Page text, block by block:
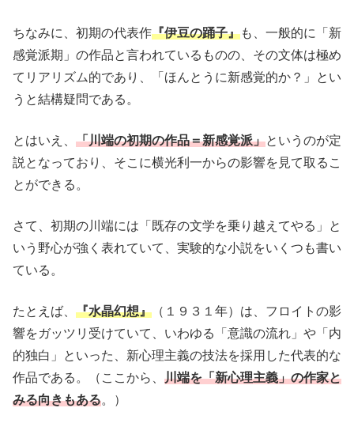
ちなみに、初期の代表作『伊豆の踊子』も、一般的に「新
感覚派期」の作品と言われているものの、その文体は極め
てリアリズム的であり、「ほんとうに新感覚的か？」とい
うと結構疑問である。
とはいえ、 「川端の初期の作品＝新感覚派」というのが定
説となっており、そこに横光利一からの影響を見て取るこ
とができる。
さて、初期の川端には「既存の文学を乗り越えてやる」と
いう野心が強く表れていて、実験的な小説をいくつも書い
ている。
たとえば、 『水晶幻想』 （１９３１年）は、フロイトの影
響をガッツリ受けていて、いわゆる「意識の流れ」や「内
的独白」といった、新心理主義の技法を採用した代表的な
作品である。（ここから、 川端を「新心理主義」の作家と
みる向きもある。）